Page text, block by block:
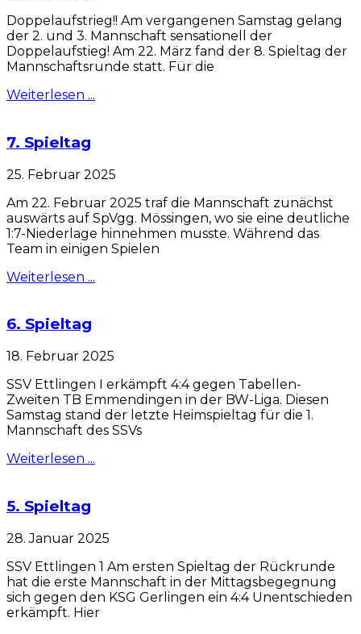
Doppelaufstrieg!! Am vergangenen Samstag gelang
der 2. und 3. Mannschaft sensationell der
Doppelaufstieg! Am 22. März fand der 8. Spieltag der
Mannschaftsrunde statt. Für die
Weiterlesen ...
7. Spieltag
25. Februar 2025
Am 22. Februar 2025 traf die Mannschaft zunächst
auswärts auf SpVgg. Mössingen, wo sie eine deutliche
1:7-Niederlage hinnehmen musste. Während das
Team in einigen Spielen
Weiterlesen ...
6. Spieltag
18. Februar 2025
SSV Ettlingen I erkämpft 4:4 gegen Tabellen-
Zweiten TB Emmendingen in der BW-Liga. Diesen
Samstag stand der letzte Heimspieltag für die 1.
Mannschaft des SSVs
Weiterlesen ...
5. Spieltag
28. Januar 2025
SSV Ettlingen 1 Am ersten Spieltag der Rückrunde
hat die erste Mannschaft in der Mittagsbegegnung
sich gegen den KSG Gerlingen ein 4:4 Unentschieden
erkämpft. Hier